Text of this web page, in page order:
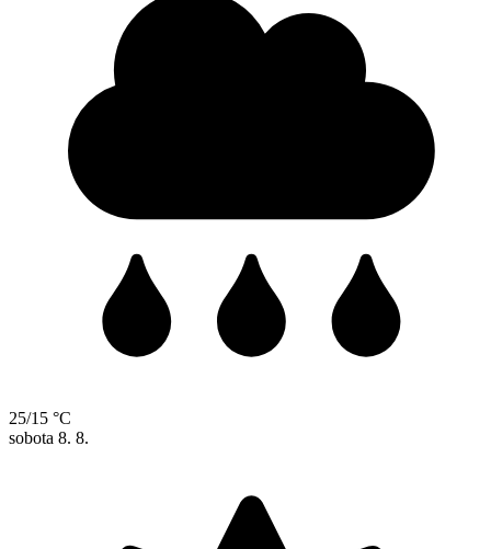
25/15 °C
sobota 8. 8.